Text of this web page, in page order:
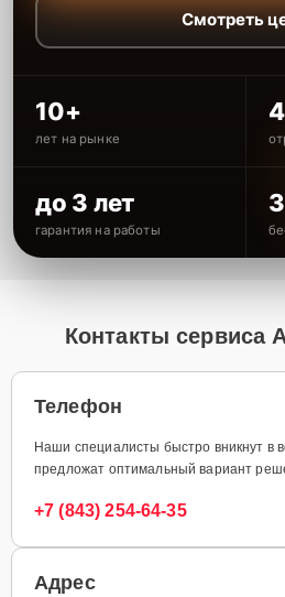
Смотреть
10+
лет на рынке
до 3 лет
гарантия на работы
Контакты сервиса
Телефон
Наши специалисты быстро вникнут в
предложат оптимальный вариант
+7 (843) 254-64-35
Адрес